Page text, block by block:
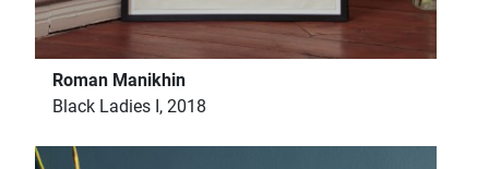
Roman Manikhin
Black Ladies I, 2018